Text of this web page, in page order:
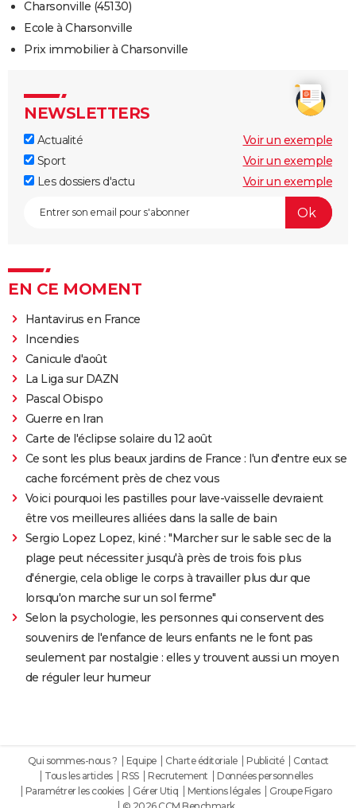
Charsonville (45130)
Ecole à Charsonville
Prix immobilier à Charsonville
NEWSLETTERS
Actualité
Voir un exemple
Sport
Voir un exemple
Les dossiers d'actu
Voir un exemple
EN CE MOMENT
Hantavirus en France
Incendies
Canicule d'août
La Liga sur DAZN
Pascal Obispo
Guerre en Iran
Carte de l'éclipse solaire du 12 août
Ce sont les plus beaux jardins de France : l'un d'entre eux se
cache forcément près de chez vous
Voici pourquoi les pastilles pour lave-vaisselle devraient
être vos meilleures alliées dans la salle de bain
Sergio Lopez Lopez, kiné : "Marcher sur le sable sec de la
plage peut nécessiter jusqu'à près de trois fois plus
d'énergie, cela oblige le corps à travailler plus dur que
lorsqu'on marche sur un sol ferme"
Selon la psychologie, les personnes qui conservent des
souvenirs de l'enfance de leurs enfants ne le font pas
seulement par nostalgie : elles y trouvent aussi un moyen
de réguler leur humeur
Qui sommes-nous ? Equipe Charte éditoriale Publicité
Contact
Tous les articles
RSS Recrutement
Données personnelles
Paramétrer les cookies
Gérer Utiq Mentions légales
Groupe Figaro